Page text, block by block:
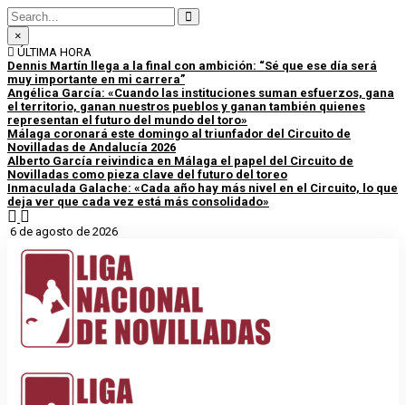
×
ÚLTIMA HORA
Dennis Martín llega a la final con ambición: “Sé que ese día será
muy importante en mi carrera”
Angélica García: «Cuando las instituciones suman esfuerzos, gana
el territorio, ganan nuestros pueblos y ganan también quienes
representan el futuro del mundo del toro»
Málaga coronará este domingo al triunfador del Circuito de
Novilladas de Andalucía 2026
Alberto García reivindica en Málaga el papel del Circuito de
Novilladas como pieza clave del futuro del toreo
Inmaculada Galache: «Cada año hay más nivel en el Circuito, lo que
deja ver que cada vez está más consolidado»
6 de agosto de 2026